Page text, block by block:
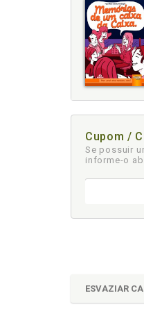
Cupom /
Se possuir
informe-o
ESVAZIAR